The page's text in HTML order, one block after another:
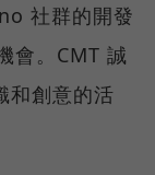
社群的開發
會。CMT 誠
和創意的活